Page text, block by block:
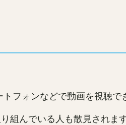
フォンなどで動画を視聴で
組んでいる人も散見されます